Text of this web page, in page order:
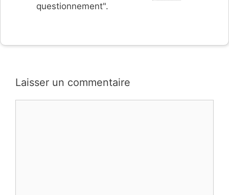
questionnement".
Laisser un commentaire